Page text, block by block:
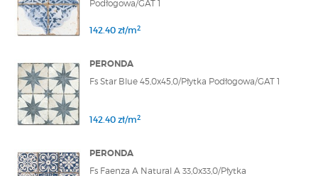
Podłogowa/GAT 1
142.40 zł/m2
PERONDA
Fs Star Blue 45,0x45,0/Płytka Podłogowa/GAT 1
142.40 zł/m2
PERONDA
Fs Faenza A Natural A 33,0x33,0/Płytka